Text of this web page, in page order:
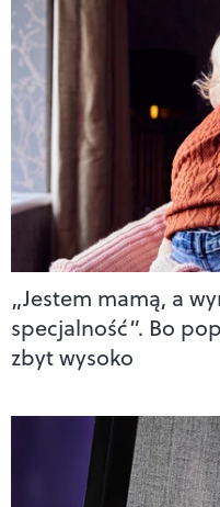
„Jestem mamą, a
specjalność”. Bo
zbyt wysoko